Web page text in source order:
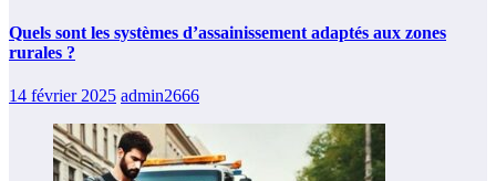
Quels sont les systèmes d’assainissement adaptés aux zones
rurales ?
14 février 2025 admin2666